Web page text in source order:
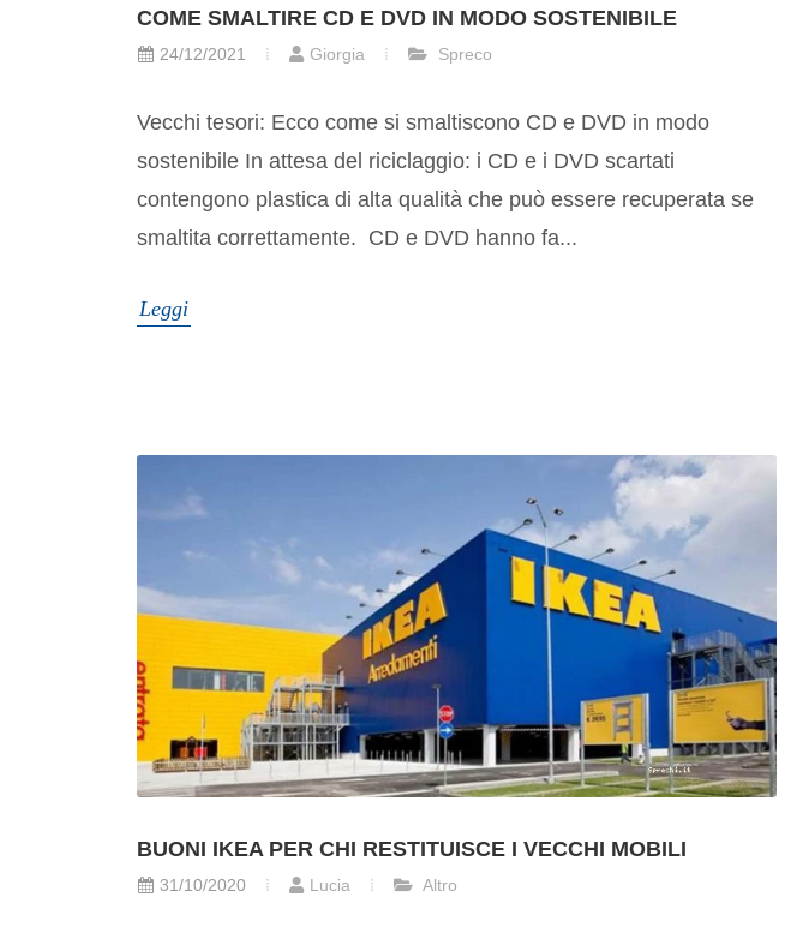
COME SMALTIRE CD E DVD IN MODO SOSTENIBILE
24/12/2021 Giorgia Spreco
Vecchi tesori: Ecco come si smaltiscono CD e DVD in modo
sostenibile In attesa del riciclaggio: i CD e i DVD scartati
contengono plastica di alta qualità che può essere recuperata se
smaltita correttamente. CD e DVD hanno fa...
Leggi
BUONI IKEA PER CHI RESTITUISCE I VECCHI MOBILI
31/10/2020 Lucia Altro